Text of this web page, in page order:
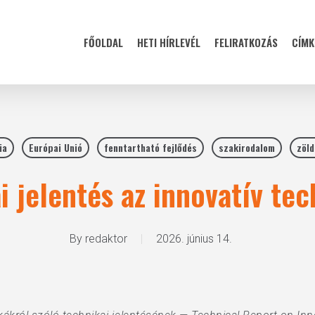
FŐOLDAL HETI HÍRLEVÉL FELIRATKOZÁS
Európai Unió fenntartható fejlődés szakirodalom
jelentés az innovatív
By redaktor 2026. június 14.